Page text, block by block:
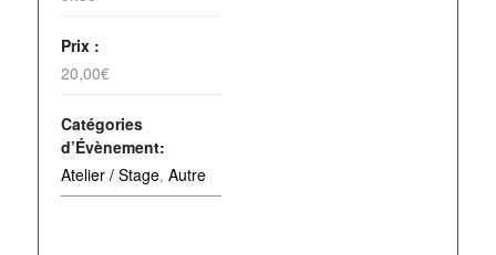
Prix :
20,00€
Catégories
d’Évènement:
Atelier / Stage, Autre